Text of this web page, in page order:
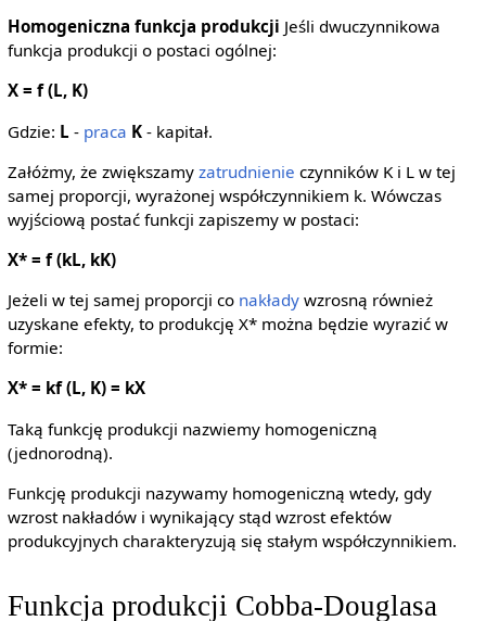
Homogeniczna funkcja produkcji Jeśli dwuczynnikowa
funkcja produkcji o postaci ogólnej:
X = f (L, K)
Gdzie: L - praca K- kapitał.
Załóżmy, że zwiększamy zatrudnienie czynników K i L w tej
samej proporcji, wyrażonej współczynnikiem k. Wówczas
wyjściową postać funkcji zapiszemy w postaci:
X* = f (kL, kK)
Jeżeli w tej samej proporcji co nakładywzrosną również
uzyskane efekty, to produkcję X* można będzie wyrazić w
formie:
X* = kf (L, K) = kX
Taką funkcję produkcji nazwiemy homogeniczną
(jednorodną).
Funkcję produkcji nazywamy homogeniczną wtedy, gdy
wzrost nakładów i wynikający stąd wzrost efektów
produkcyjnych charakteryzują się stałym współczynnikiem.
Funkcja produkcji Cobba-Douglasa